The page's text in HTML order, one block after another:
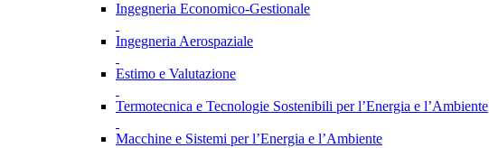
Ingegneria Economico-Gestionale
Ingegneria Aerospaziale
Estimo e Valutazione
Termotecnica e Tecnologie Sostenibili per l’Energia e l’Ambiente
Macchine e Sistemi per l’Energia e l’Ambiente